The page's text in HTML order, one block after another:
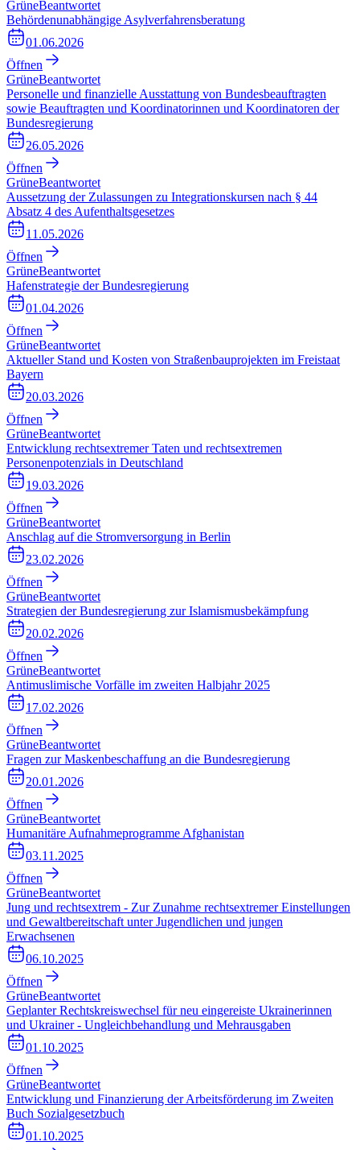
GrüneBeantwortet
Behördenunabhängige Asylverfahrensberatung
01.06.2026
Öffnen
GrüneBeantwortet
Personelle und finanzielle Ausstattung von Bundesbeauftragten
sowie Beauftragten und Koordinatorinnen und Koordinatoren der
Bundesregierung
26.05.2026
Öffnen
GrüneBeantwortet
Aussetzung der Zulassungen zu Integrationskursen nach § 44
Absatz 4 des Aufenthaltsgesetzes
11.05.2026
Öffnen
GrüneBeantwortet
Hafenstrategie der Bundesregierung
01.04.2026
Öffnen
GrüneBeantwortet
Aktueller Stand und Kosten von Straßenbauprojekten im Freistaat
Bayern
20.03.2026
Öffnen
GrüneBeantwortet
Entwicklung rechtsextremer Taten und rechtsextremen
Personenpotenzials in Deutschland
19.03.2026
Öffnen
GrüneBeantwortet
Anschlag auf die Stromversorgung in Berlin
23.02.2026
Öffnen
GrüneBeantwortet
Strategien der Bundesregierung zur Islamismusbekämpfung
20.02.2026
Öffnen
GrüneBeantwortet
Antimuslimische Vorfälle im zweiten Halbjahr 2025
17.02.2026
Öffnen
GrüneBeantwortet
Fragen zur Maskenbeschaffung an die Bundesregierung
20.01.2026
Öffnen
GrüneBeantwortet
Humanitäre Aufnahmeprogramme Afghanistan
03.11.2025
Öffnen
GrüneBeantwortet
Jung und rechtsextrem - Zur Zunahme rechtsextremer Einstellungen
und Gewaltbereitschaft unter Jugendlichen und jungen
Erwachsenen
06.10.2025
Öffnen
GrüneBeantwortet
Geplanter Rechtskreiswechsel für neu eingereiste Ukrainerinnen
und Ukrainer - Ungleichbehandlung und Mehrausgaben
01.10.2025
Öffnen
GrüneBeantwortet
Entwicklung und Finanzierung der Arbeitsförderung im Zweiten
Buch Sozialgesetzbuch
01.10.2025